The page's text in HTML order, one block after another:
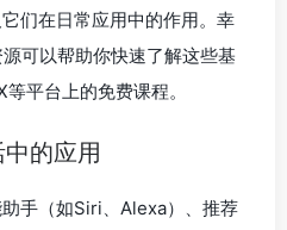
们在日常应用中的作用。幸
可以帮助你快速了解这些基
平台上的免费课程。
的应用
手（如Siri、Alexa）、推荐